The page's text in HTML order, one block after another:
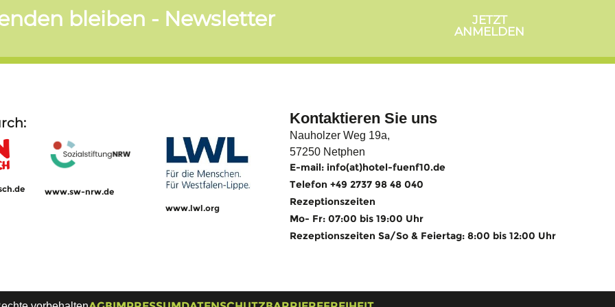
bleiben - Newsletter
JETZT
ANMELDEN
www.sw-nrw.de
www.lwl.org
Kontaktieren Sie uns
Nauholzer Weg 19a,
57250 Netphen
E-mail: info(at)hotel-fuenf10.de
Telefon +49 2737 98 48 040
Rezeptionszeiten
Mo- Fr: 07:00 bis 19:00 Uhr
Rezeptionszeiten Sa/So & Feiertag: 8:00 bis 12:00 Uhr